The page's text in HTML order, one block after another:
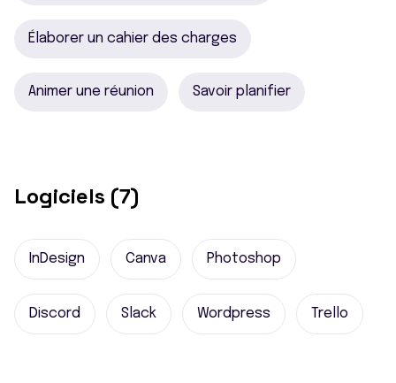
Élaborer un cahier des charges
Animer une réunion Savoir planifier
Logiciels (7)
InDesign Canva Photoshop
Discord Slack Wordpress Trello